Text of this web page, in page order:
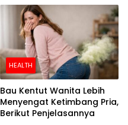
HEALTH
Bau Kentut Wanita Lebih
Menyengat Ketimbang Pria,
Berikut Penjelasannya